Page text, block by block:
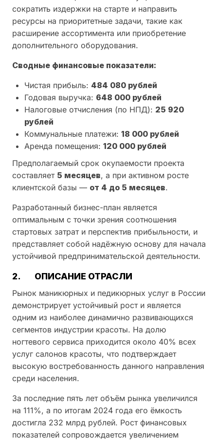
сократить издержки на старте и направить
ресурсы на приоритетные задачи, такие как
расширение ассортимента или приобретение
дополнительного оборудования.
Сводные финансовые показатели:
Чистая прибыль: 484 080 рублей
Годовая выручка: 648 000 рублей
Налоговые отчисления (по НПД): 25 920
рублей
Коммунальные платежи: 18 000 рублей
Аренда помещения: 120 000 рублей
Предполагаемый срок окупаемости проекта
составляет 5 месяцев, а при активном росте
клиентской базы — от 4 до 5 месяцев.
Разработанный бизнес-план является
оптимальным с точки зрения соотношения
стартовых затрат и перспектив прибыльности, и
представляет собой надёжную основу для начала
устойчивой предпринимательской деятельности.
2. ОПИСАНИЕ ОТРАСЛИ
Рынок маникюрных и педикюрных услуг в России
демонстрирует устойчивый рост и является
одним из наиболее динамично развивающихся
сегментов индустрии красоты. На долю
ногтевого сервиса приходится около 40% всех
услуг салонов красоты, что подтверждает
высокую востребованность данного направления
среди населения.
За последние пять лет объём рынка увеличился
на 111%, а по итогам 2024 года его ёмкость
достигла 232 млрд рублей. Рост финансовых
показателей сопровождается увеличением